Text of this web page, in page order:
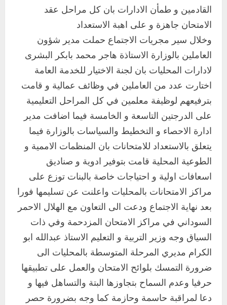
القادمين و طمأن الادارات بان كل مراحل عقد
الامتحان جاهزة و على اهبة الاستعداد
وخلال سير مجريات الاجتماع حملت مدير شؤون
العاملين بالوزارة الاستاذة هاجر محمد بابكر البشرى
لادارات المحليات بان لجنة الاختيار للخدمة العامة
اختارت عدد من العاملين في وظائف عمالية و قامت
بترفيعهم لوظيفة معلمين في كل المراحل التعليمية
على الدرجتين التاسعة و الخامسة فيما اضافت مدير
ادارة الاحصاء و التخطيط والسياسات بالوزارة فيما
يتعلق بالاستعداد للامتحانات بان المنظمات الاممية و
الطوعية المحلية قامت بتوفير ادوية و صناديق
اسعافات اولية و احتياجات خاصة بالبنات توزع على
مراكز الامتحانات بالمحليات واعلنت عن تسليمها فورا
بعد نهاية الاجتماع ودعت الى التعاون مع الهلال الاحمر
السوداني في مراكز الامتحان المزدحمة وفي ذات
السياق وجه وزير التربية و التعليم الاستاذ عبدالله ابو
الكرام مديري المرحلة المتوسطة بالمحليات الى
ضرورة التمسك بلوائح الامتحان والعمل على تطبيقها
حرفيا وعدم السماح بتجاوزها البتة والتساهل فيها و
دعا لمراقبة حاسمة وحازمة كما وجه بضرورة حصر
2
اخر الاخبار
التعليم الخاص بمحلية ودمدني الكبرى
يعلن تخفيض الرسوم الدراسية لهذا العام
بنسبة15%
اخر الاخبار